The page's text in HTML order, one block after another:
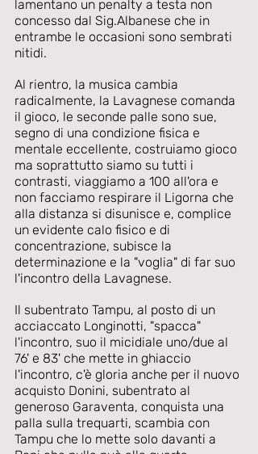
lamentano un penalty a testa non
concesso dal Sig.Albanese che in
entrambe le occasioni sono sembrati
nitidi.
Al rientro, la musica cambia
radicalmente, la Lavagnese comanda
il gioco, le seconde palle sono sue,
segno di una condizione fisica e
mentale eccellente, costruiamo gioco
ma soprattutto siamo su tutti i
contrasti, viaggiamo a 100 all'ora e
non facciamo respirare il Ligorna che
alla distanza si disunisce e, complice
un evidente calo fisico e di
concentrazione, subisce la
determinazione e la "voglia" di far suo
l'incontro della Lavagnese.
Il subentrato Tampu, al posto di un
acciaccato Longinotti, "spacca"
l'incontro, suo il micidiale uno/due al
76' e 83' che mette in ghiaccio
l'incontro, c'è gloria anche per il nuovo
acquisto Donini, subentrato al
generoso Garaventa, conquista una
palla sulla trequarti, scambia con
Tampu che lo mette solo davanti a